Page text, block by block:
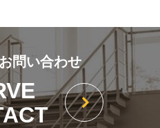
問い合わせ